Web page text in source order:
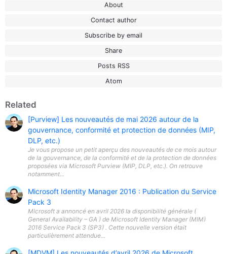
About
Contact author
Subscribe by email
Share
Posts RSS
Atom
Related
[Purview] Les nouveautés de mai 2026 autour de la
gouvernance, conformité et protection de données (MIP,
DLP, etc.)
Je vous propose un petit aperçu des nouveautés de ce mois autour
de la gouvernance, de la conformité et de la protection de données
proposées via Microsoft Purview (MIP, DLP, etc.). On retrouve
notamment...
Microsoft Identity Manager 2016 : Publication du Service
Pack 3
Microsoft a annoncé en avril 2026 la disponibilité générale (
General Availability – GA ) de Microsoft Identity Manager (MIM)
2016 Service Pack 3 (SP3) . Cette nouvelle version était
particulièrement attendue...